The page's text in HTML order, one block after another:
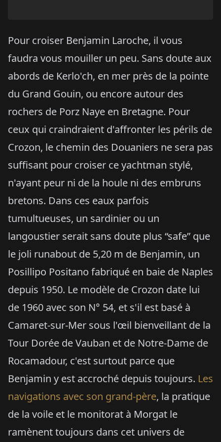
Pour croiser Benjamin Laroche, il vous
faudra vous mouiller un peu. Sans doute aux
abords de Kerlo'ch, en mer près de la pointe
du Grand Gouin, ou encore autour des
rochers de Porz Naye en Bretagne. Pour
ceux qui craindraient d'affronter les périls de
Crozon, le chemin des Douaniers ne sera pas
suffisant pour croiser ce yachtman stylé,
n'ayant peur ni de la houle ni des embruns
bretons. Dans ces eaux parfois
tumultueuses, un sardinier ou un
langoustier serait sans doute plus “safe” que
le joli runabout de 5,20 m de Benjamin, un
Posillipo Positano fabriqué en baie de Naples
depuis 1950. Le modèle de Crozon date lui
de 1960 avec son N° 54, et s'il est basé à
Camaret-sur-Mer sous l'œil bienveillant de la
Tour Dorée de Vauban et de Notre-Dame de
Rocamadour, c'est surtout parce que
Benjamin y est accroché depuis toujours. Les
navigations avec son grand-père, la pratique
de la voile et le monitorat à Morgat le
ramènent toujours dans cet univers de